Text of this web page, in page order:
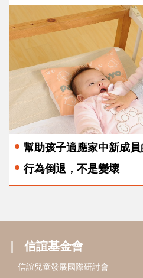
幫助孩子適應家中新成
行為倒退，不是變壞
信誼基金會
信誼兒童發展國際研討會